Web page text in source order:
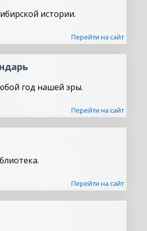
истории.
Перейти на сайт
год нашей эры.
Перейти на сайт
Перейти на сайт